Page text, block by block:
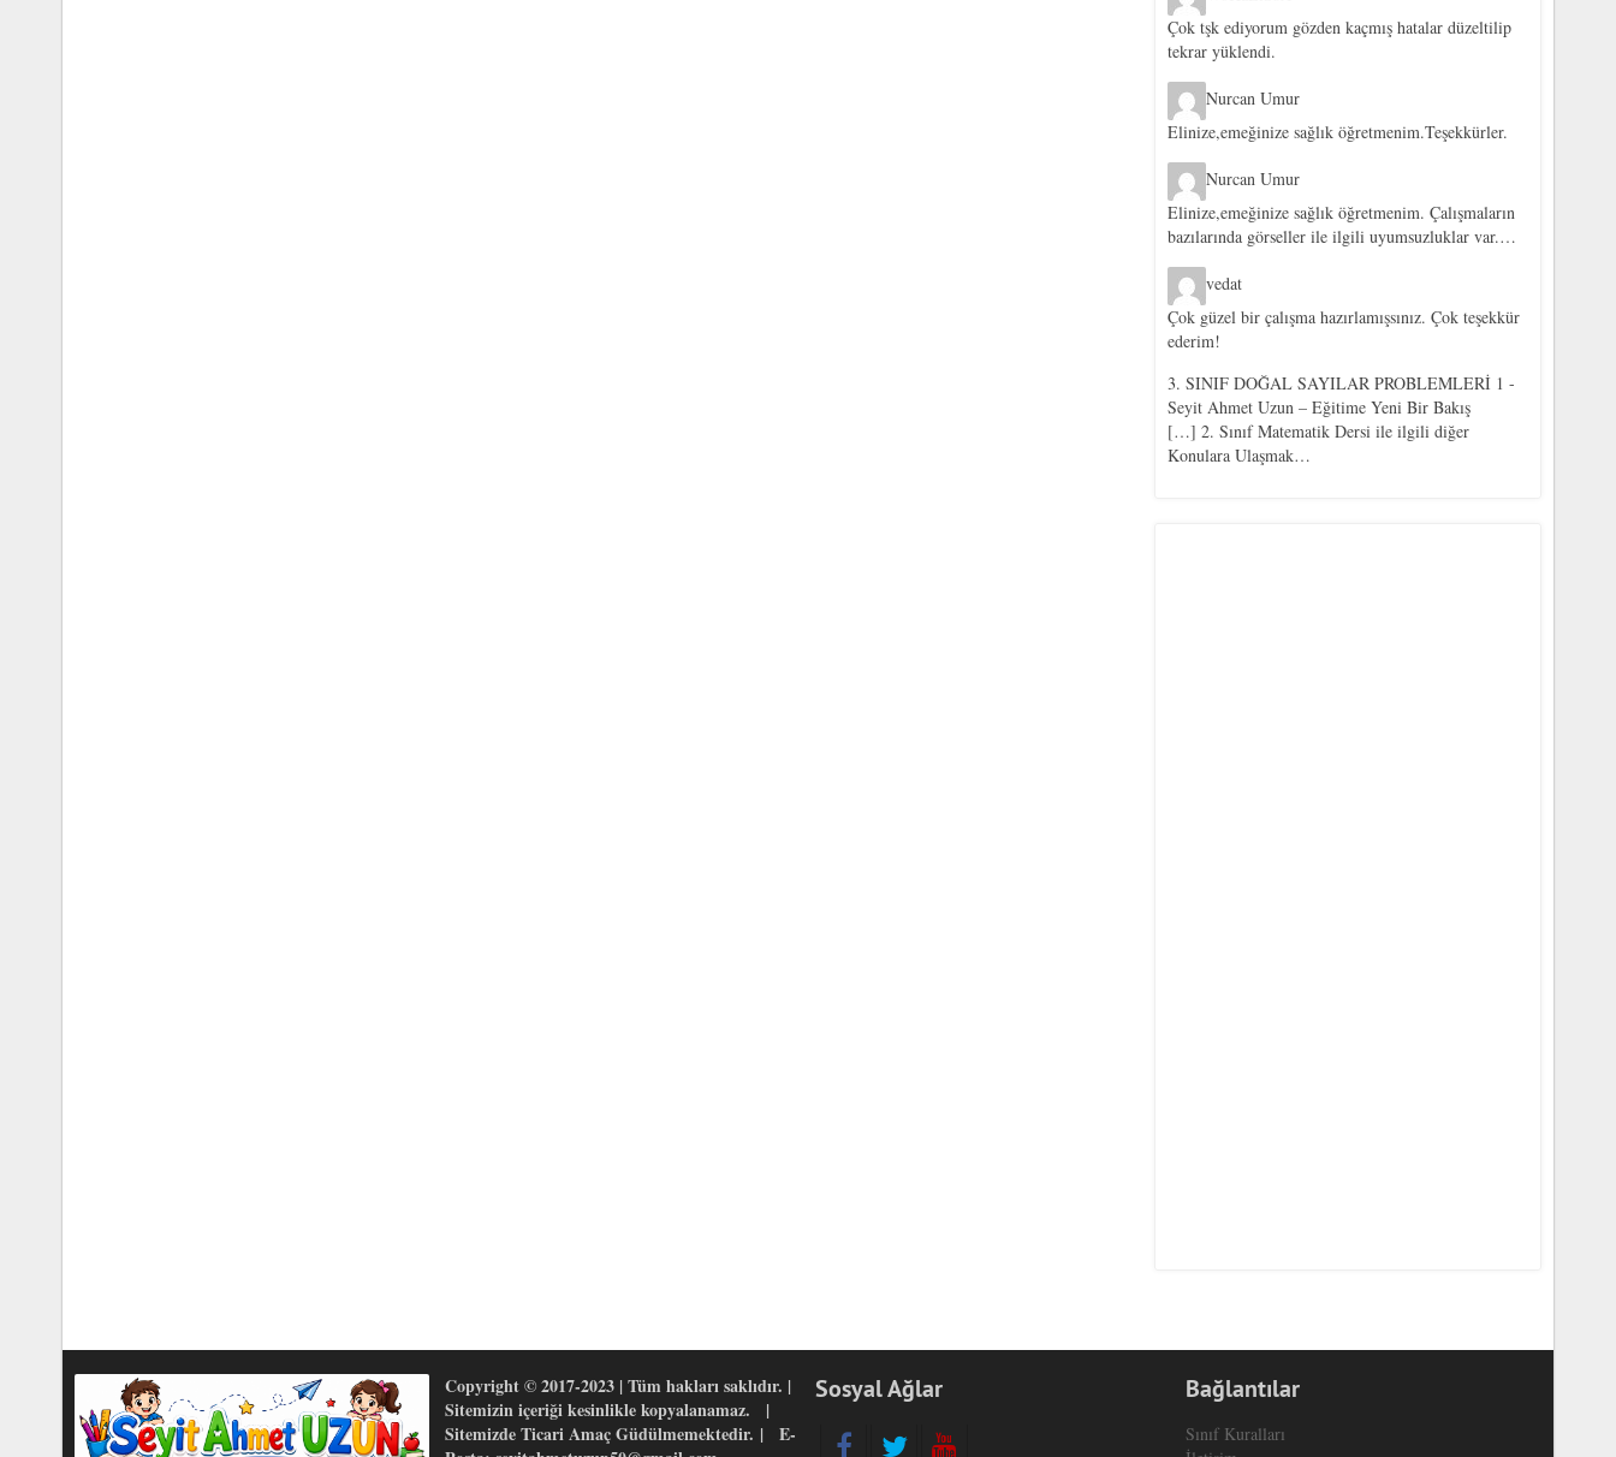
Çok tşk ediyorum gözden kaçmış hatalar düzeltilip
tekrar yüklendi.
Nurcan Umur
Elinize,emeğinize sağlık öğretmenim.Teşekkürler.
Nurcan Umur
Elinize,emeğinize sağlık öğretmenim. Çalışmaların
bazılarında görseller ile ilgili uyumsuzluklar var.…
vedat
Çok güzel bir çalışma hazırlamışsınız. Çok teşekkür
ederim!
3. SINIF DOĞAL SAYILAR PROBLEMLERİ 1 -
Seyit Ahmet Uzun – Eğitime Yeni Bir Bakış
[…] 2. Sınıf Matematik Dersi ile ilgili diğer
Konulara Ulaşmak…
Copyright © 2017-2023 | Tüm hakları saklıdır. |
Sitemizin içeriği kesinlikle kopyalanamaz. |
Sitemizde Ticari Amaç Güdülmemektedir. | E-
Sosyal Ağlar Bağlantılar
Sınıf Kuralları